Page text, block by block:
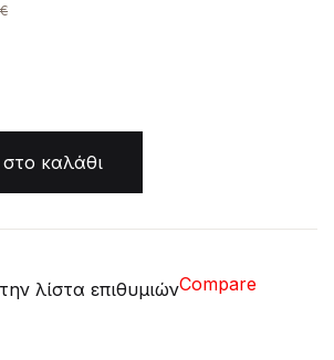
€
καλάθι
λίστα επιθυμιώνCompare